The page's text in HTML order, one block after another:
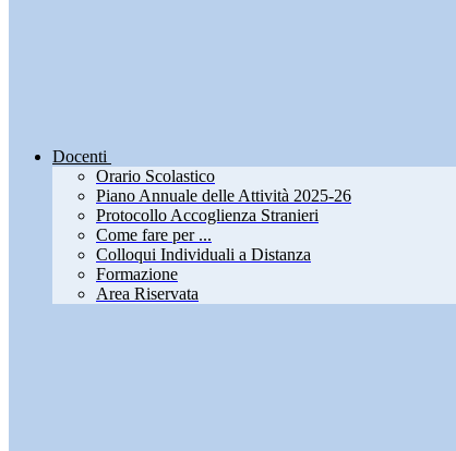
Docenti
Orario Scolastico
Piano Annuale delle Attività 2025-26
Protocollo Accoglienza Stranieri
Come fare per ...
Colloqui Individuali a Distanza
Formazione
Area Riservata